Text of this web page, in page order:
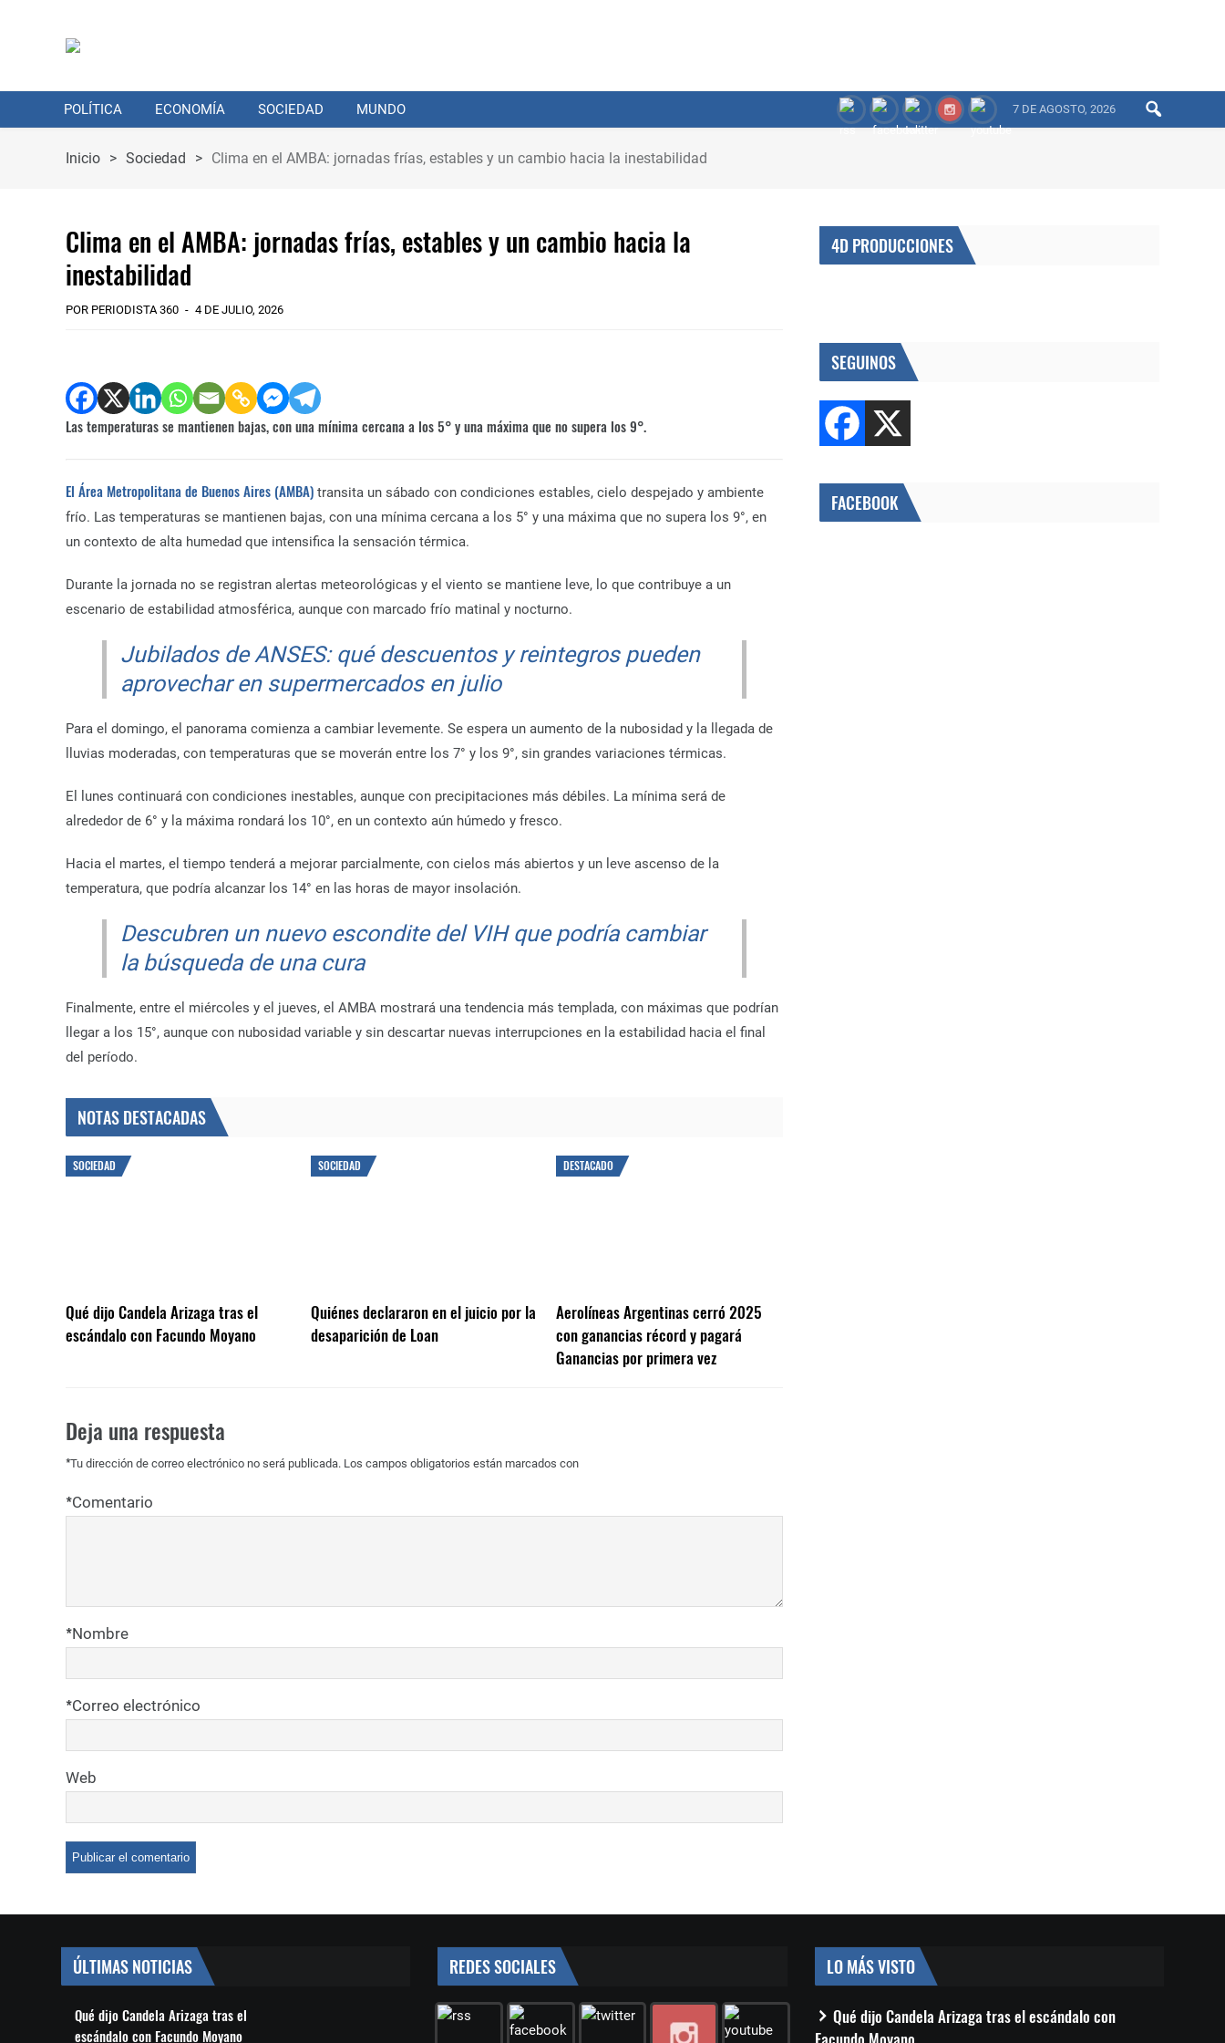
POLÍTICA ECONOMÍA SOCIEDAD MUNDO 7 DE AGOSTO, 2026
Inicio > Sociedad > Clima en el AMBA: jornadas frías, estables y un cambio hacia la inestabilidad
Clima en el AMBA: jornadas frías, estables y un cambio hacia la
inestabilidad
POR PERIODISTA 360 4 DE JULIO, 2026
Las temperaturas se mantienen bajas, con una mínima cercana a los 5° y una máxima que no supera los 9°.
El Área Metropolitana de Buenos Aires (AMBA) transita un sábado con condiciones estables, cielo despejado y ambiente
frío. Las temperaturas se mantienen bajas, con una mínima cercana a los 5° y una máxima que no supera los 9°, en
un contexto de alta humedad que intensifica la sensación térmica.
Durante la jornada no se registran alertas meteorológicas y el viento se mantiene leve, lo que contribuye a un
escenario de estabilidad atmosférica, aunque con marcado frío matinal y nocturno.
Jubilados de ANSES: qué descuentos y reintegros pueden
aprovechar en supermercados en julio
Para el domingo, el panorama comienza a cambiar levemente. Se espera un aumento de la nubosidad y la llegada de
lluvias moderadas, con temperaturas que se moverán entre los 7° y los 9°, sin grandes variaciones térmicas.
El lunes continuará con condiciones inestables, aunque con precipitaciones más débiles. La mínima será de
alrededor de 6° y la máxima rondará los 10°, en un contexto aún húmedo y fresco.
Hacia el martes, el tiempo tenderá a mejorar parcialmente, con cielos más abiertos y un leve ascenso de la
temperatura, que podría alcanzar los 14° en las horas de mayor insolación.
Descubren un nuevo escondite del VIH que podría cambiar
la búsqueda de una cura
Finalmente, entre el miércoles y el jueves, el AMBA mostrará una tendencia más templada, con máximas que podrían
llegar a los 15°, aunque con nubosidad variable y sin descartar nuevas interrupciones en la estabilidad hacia el final
del período.
NOTAS DESTACADAS
SOCIEDAD
Qué dijo Candela Arizaga tras el
escándalo con Facundo Moyano
SOCIEDAD
Quiénes declararon en el juicio por la
desaparición de Loan
DESTACADO
Aerolíneas Argentinas cerró 2025
con ganancias récord y pagará
Ganancias por primera vez
Deja una respuesta
Tu dirección de correo electrónico no será publicada. Los campos obligatorios están marcados con
*
Comentario
*
Nombre
*
Correo electrónico
*
Web
4D PRODUCCIONES
SEGUINOS
FACEBOOK
ÚLTIMAS NOTICIAS
Qué dijo Candela Arizaga tras el
escándalo con Facundo Moyano
REDES SOCIALES LO MÁS VISTO
Qué dijo Candela Arizaga tras el escándalo con